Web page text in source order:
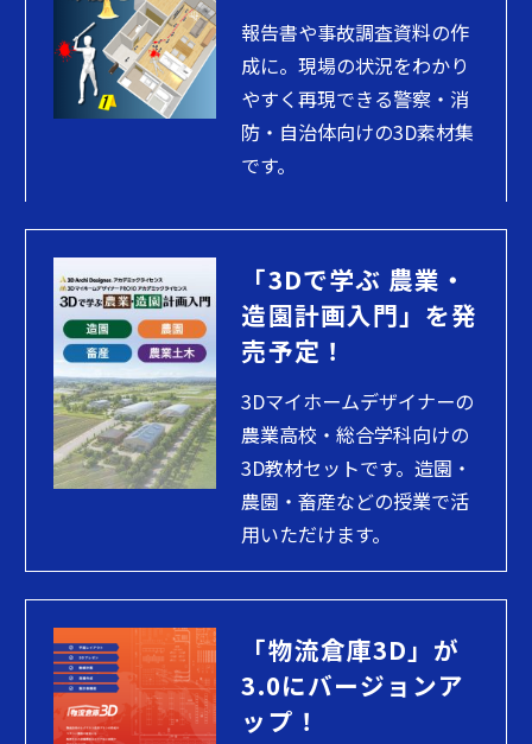
報告書や事故調査資料の作
成に。現場の状況をわかり
やすく再現できる警察・消
防・自治体向けの3D素材集
です。
「3Dで学ぶ 農業・
造園計画入門」を発
売予定！
3Dマイホームデザイナーの
農業高校・総合学科向けの
3D教材セットです。造園・
農園・畜産などの授業で活
用いただけます。
「物流倉庫3D」が
3.0にバージョンア
ップ！